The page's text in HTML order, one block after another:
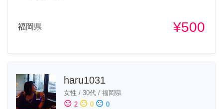
福岡県 ¥500
haru1031
女性 / 30代 / 福岡県
sentiment_satisfied 2 sentiment_neutral 0 sentiment_dissatisfied 0